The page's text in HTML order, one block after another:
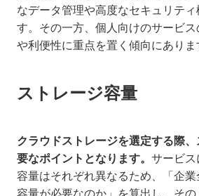
なデータ管理や高度なセキュリティ
す。その一方、個人向けのサービ
や利便性に重点を置く傾向にありま
ストレージ容量
クラウドストレージを選定する際
要なポイントとなります。 サービス
容量はそれぞれ異なるため、「企
容量が必要なのか」を算出し、その